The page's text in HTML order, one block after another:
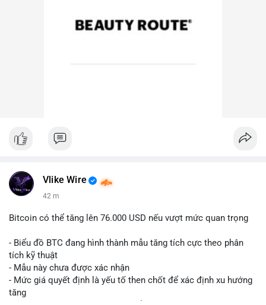
Vlike Wire
42 m
Bitcoin có thể tăng lên 76.000 USD nếu vượt mức quan trọng
- Biểu đồ BTC đang hình thành mẫu tăng tích cực theo phân
tích kỹ thuật
- Mẫu này chưa được xác nhận
- Mức giá quyết định là yếu tố then chốt để xác định xu hướng
tăng